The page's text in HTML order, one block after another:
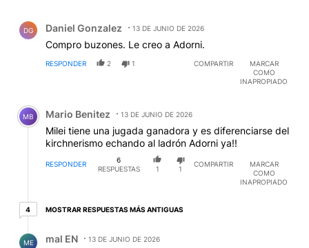
DG Daniel Gonzalez 13 DE JUNIO DE 2026
Compro buzones. Le creo a Adorni.
RESPONDER 2 1 COMPARTIR
MARCAR
COMO
INAPROPIADO
Comentario de Mario Benitez.
MB Mario Benitez 13 DE JUNIO DE 2026
Milei tiene una jugada ganadora y es diferenciarse del
kirchnerismo echando al ladrón Adorni ya!!
RESPONDER
6
RESPUESTAS
1 1
COMPARTIR
MARCAR
COMO
INAPROPIADO
44 respuestas más antiguas
MOSTRAR RESPUESTAS MÁS ANTIGUAS
ME mal EN
13 DE JUNIO DE 2026